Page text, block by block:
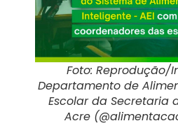
Foto: Reprodução/
Departamento de
Escolar da Secretaria
Acre